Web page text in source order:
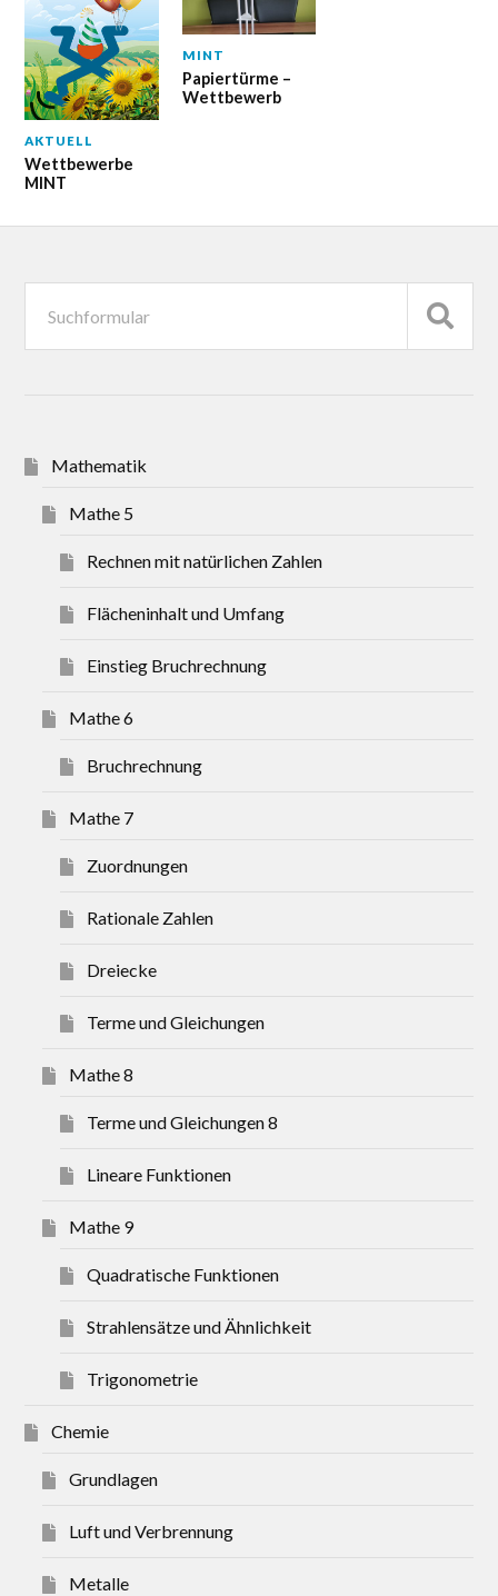
AKTUELL
Wettbewerbe
MINT
MINT
Papiertürme –
Wettbewerb
Mathematik
Mathe 5
Rechnen mit natürlichen Zahlen
Flächeninhalt und Umfang
Einstieg Bruchrechnung
Mathe 6
Bruchrechnung
Mathe 7
Zuordnungen
Rationale Zahlen
Dreiecke
Terme und Gleichungen
Mathe 8
Terme und Gleichungen 8
Lineare Funktionen
Mathe 9
Quadratische Funktionen
Strahlensätze und Ähnlichkeit
Trigonometrie
Chemie
Grundlagen
Luft und Verbrennung
Metalle